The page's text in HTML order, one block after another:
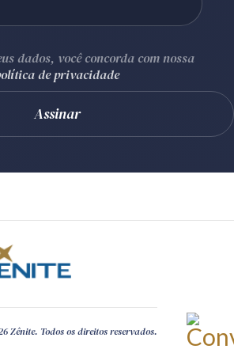
dados, você concorda com nossa
de privacidade
Zênite. Todos os direitos reservados.